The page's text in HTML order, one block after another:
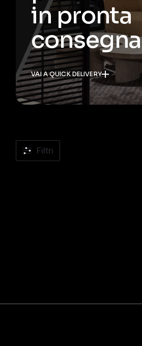
in pronta
consegna
VAI A QUICK DELIVERY
Filtri